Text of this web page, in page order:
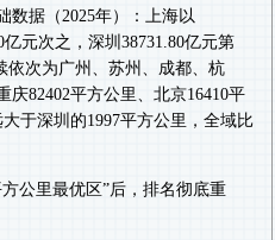
数据（2025年）：上海以
元次之，深圳38731.80亿元第
依次为广州、苏州、成都、杭
82402平方公里、北京16410平
于深圳的1997平方公里，全域比
公里最优区”后，排名彻底重